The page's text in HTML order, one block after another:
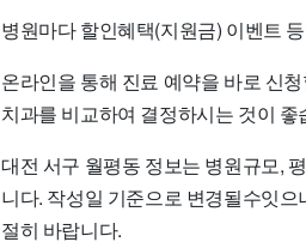
병원마다 할인혜택(지원금) 이벤트
온라인을 통해 진료 예약을 바로 신
치과를 비교하여 결정하시는 것이 좋
대전 서구 월평동 정보는 병원규모,
니다. 작성일 기준으로 변경될수잇
절히 바랍니다.